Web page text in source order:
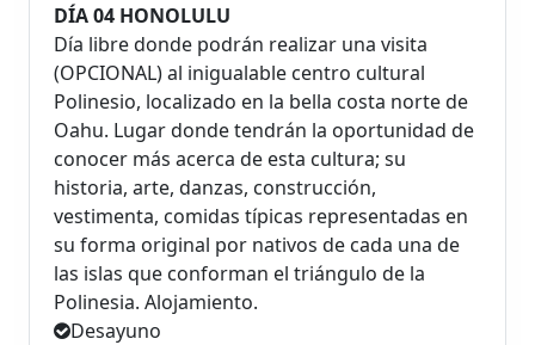
DÍA 04 HONOLULU
Día libre donde podrán realizar una visita
(OPCIONAL) al inigualable centro cultural
Polinesio, localizado en la bella costa norte de
Oahu. Lugar donde tendrán la oportunidad de
conocer más acerca de esta cultura; su
historia, arte, danzas, construcción,
vestimenta, comidas típicas representadas en
su forma original por nativos de cada una de
las islas que conforman el triángulo de la
Polinesia. Alojamiento.
Desayuno